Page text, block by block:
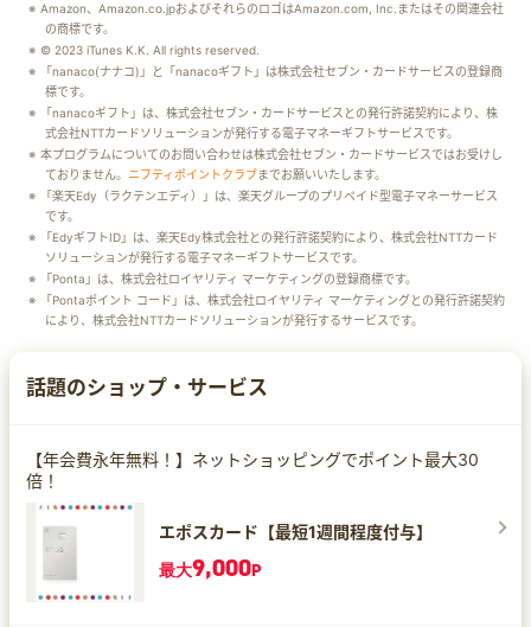
Amazon、Amazon.co.jpおよびそれらのロゴはAmazon.com, Inc.またはその関連会社
の商標です。
© 2023 iTunes K.K. All rights reserved.
「nanaco(ナナコ)」と「nanacoギフト」は株式会社セブン・カードサービスの登録商
標です。
「nanacoギフト」は、株式会社セブン・カードサービスとの発行許諾契約により、株
式会社NTTカードソリューションが発行する電子マネーギフトサービスです。
本プログラムについてのお問い合わせは株式会社セブン・カードサービスではお受けし
ておりません。 ニフティポイントクラブまでお願いいたします。
「楽天Edy（ラクテンエディ）」は、楽天グループのプリペイド型電子マネーサービス
です。
「EdyギフトID」は、楽天Edy株式会社との発行許諾契約により、株式会社NTTカード
ソリューションが発行する電子マネーギフトサービスです。
「Ponta」は、株式会社ロイヤリティ マーケティングの登録商標です。
「Pontaポイント コード」は、株式会社ロイヤリティ マーケティングとの発行許諾契約
により、株式会社NTTカードソリューションが発行するサービスです。
話題のショップ・サービス
【年会費永年無料！】ネットショッピングでポイント最大30
倍！
エポスカード【最短1週間程度付与】
最大9,000P